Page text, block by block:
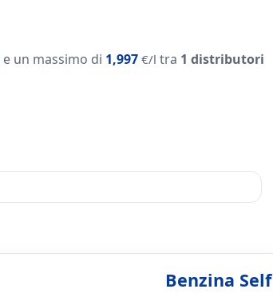
e un massimo di 1,997 €/l tra 1 distributori
Benzina Self